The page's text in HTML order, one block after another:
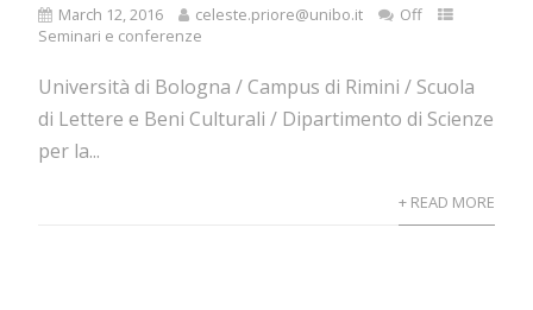
March 12, 2016 celeste.priore@unibo.it
Off
Seminari e conferenze
Università di Bologna / Campus di Rimini / Scuola
di Lettere e Beni Culturali / Dipartimento di Scienze
per la...
+ READ MORE